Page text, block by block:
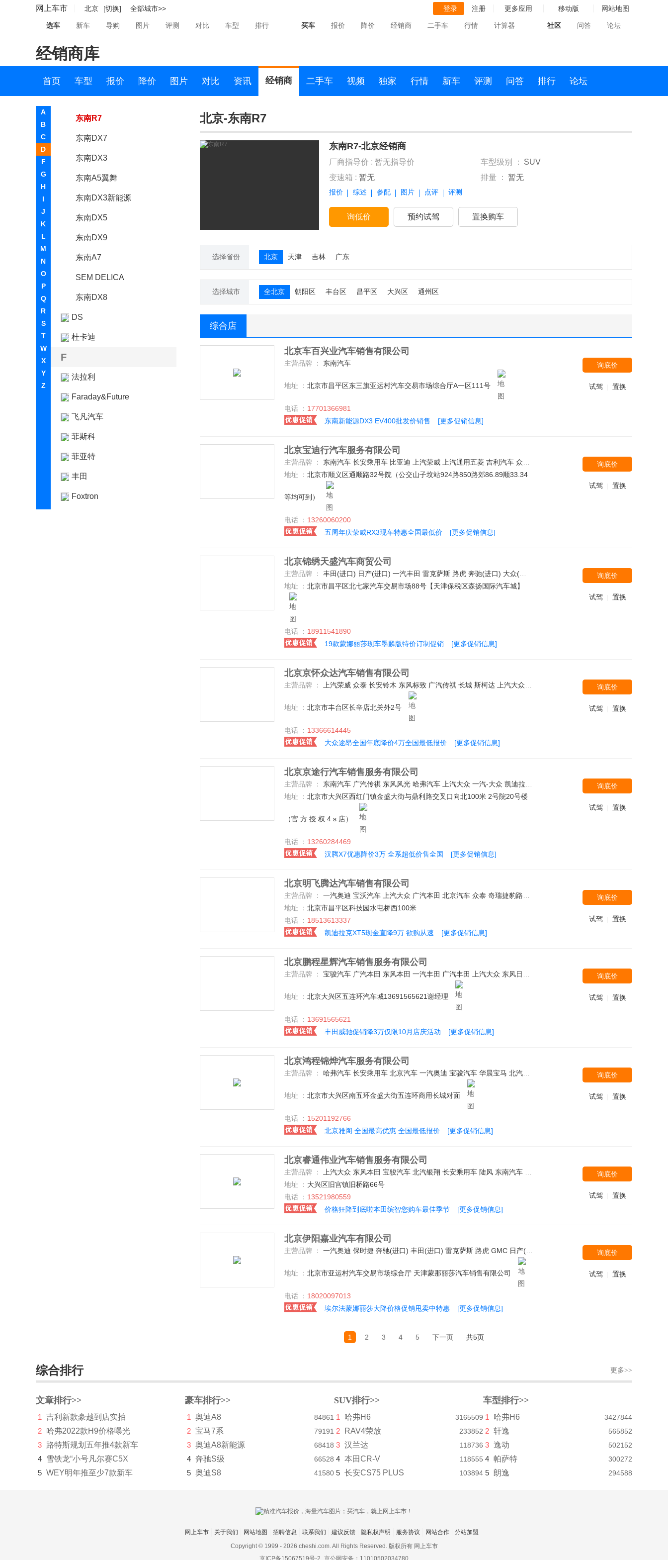
网上车市 北京 [切换] 全部城市>> 登录 注册 更多应用 移动版 网站地图
选车 新车 导购 图片 评测 对比 车型 排行 买车 报价 降价 经销商 二手车 行情 计算器 社区 问答 论坛
经销商库
首页 车型 报价 降价 图片 对比 资讯 经销商 二手车 视频 独家 行情 新车 评测 问答 排行 论坛
A
B
C
D
F
G
H
I
J
K
L
M
N
O
P
Q
R
S
T
W
X
Y
Z
东南
东南汽车
东南V7
东南R7
东南DX7
东南DX3
东南A5翼舞
东南DX3新能源
东南DX5
东南DX9
东南A7
SEM DELICA
东南DX8
DS
杜卡迪
F
法拉利
Faraday&Future
飞凡汽车
菲斯科
菲亚特
丰田
Foxtron
Jeep
江铃
江铃集团新能源
集度
捷豹
北京-东南R7
东南R7-北京经销商
厂商指导价 : 暂无指导价 车型级别 ：
SUV
变速箱 : 暂无 排量 ： 暂无
报价 综述 参配 图片 点评 评测
询低价 预约试驾 置换购车
选择省份 北京 天津 吉林 广东
选择城市 全北京 朝阳区 丰台区 昌平区 大兴区 通州区
综合店
北京车百兴业汽车销售有限公司
主营品牌 ： 东南汽车
地址 ： 北京市昌平区东三旗亚运村汽车交易市场综合厅A一区111号
电话 ： 17701366981
东南新能源DX3 EV400批发价销售
[更多促销信息]
询底价
试驾 置换
北京宝迪行汽车服务有限公司
主营品牌 ：
东南汽车 长安乘用车 比亚迪 上汽荣威 上汽通用五菱 吉利汽车 众泰 斯柯达 开瑞 广汽传祺 宝骏汽车 北京汽车 东风启辰 长安欧尚 东风风行 东风风光 北汽绅宝 上汽大通
地址 ： 北京市顺义区通顺路32号院（公交山子坟站924路850路郊86.89顺33.34
等均可到）
电话 ： 13260060200
五周年庆荣威RX3现车特惠全国最低价
[更多促销信息]
询底价
试驾 置换
北京锦绣天盛汽车商贸公司
主营品牌 ：
丰田(进口) 日产(进口) 一汽丰田 雷克萨斯 路虎 奔驰(进口) 大众(进口) 凯迪拉克(进口) 福特(进口) 林肯 乔治巴顿 宾利 巴博斯 福建奔驰 奔驰-AMG GMC 玛莎拉蒂 迈巴赫 奇瑞捷豹路虎 宝马(进口) 劳斯莱斯 道奇(进口) 奥迪(进口) 北汽昌河 九龙汽车 光冈 帕加尼 克莱斯勒 保时捷 法拉利 东风日产 东风风光 东风风行 一汽海马 一汽欧朗 哈弗汽车 长安福特 东风悦达起亚 凯佰赫 福田汽车 凯迪拉克(国产) 恒天汽车 长安欧尚 华颂 兰博基尼 哈飞 别克 一汽吉林 长安乘用车 东风悦达起亚 北京汽车 福汽启腾 北汽银翔 奇瑞汽车 野马汽车 三菱(进口) 东南汽车 比亚迪 一汽奔腾 江铃福特 江铃集团新能源 英菲尼迪 福迪 雪佛兰(进口) 厦门金龙 开瑞 郑州日产（东风风度） 力帆汽车 陆风 ALPINA 领途汽车 广汽三菱 上汽大众
地址 ： 北京市昌平区北七家汽车交易市场88号【天津保税区森扬国际汽车城】
电话 ： 18911541890
19款蒙娜丽莎现车墨麟版特价订制促销
[更多促销信息]
询底价
试驾 置换
北京京怀众达汽车销售有限公司
主营品牌 ： 上汽荣威 众泰 长安铃木 东风标致 广汽传祺 长城 斯柯达 上汽大众 一汽-大众 北京汽车 雪佛兰 福特(进口) 广汽丰田 海马郑州 一汽马自达 一汽奔腾 比亚迪 凯迪拉克(国产) 长安乘用车 一汽丰田 长安福特 一汽奥迪 宝骏汽车 东南汽车 汉腾汽车 东风本田 广汽本田 宝沃汽车 东风风行 北汽银翔 别克 北汽绅宝 东风风神 长安PSA
地址 ： 北京市丰台区长辛店北关外2号
电话 ： 13366614445
大众途昂全国年底降价4万全国最低报价
[更多促销信息]
询底价
试驾 置换
北京京途行汽车销售服务有限公司
主营品牌 ：
东南汽车 广汽传祺 东风风光 哈弗汽车 上汽大众 一汽-大众 凯迪拉克(国产) 广汽三菱 长安乘用车 东风风行 东风风神 上汽荣威 吉利汽车 别克 广汽菲克 北汽绅宝 长安福特 汉腾汽车 华晨宝马 雪佛兰 众泰 东风日产 广汽丰田 东风本田 保时捷 奇瑞捷豹路虎 宝沃汽车 北京奔驰 一汽丰田 一汽奥迪 日产(进口) 宝骏汽车 一汽奔腾 领克 比亚迪 北汽银翔 陆风 长安马自达 海马郑州
地址 ： 北京市大兴区西红门镇金盛大街与鼎利路交叉口向北100米 2号院20号楼
（官 方 授 权 4 s 店）
电话 ： 13260284469
汉腾X7优惠降价3万 全系超低价售全国
[更多促销信息]
询底价
试驾 置换
北京明飞腾达汽车销售有限公司
主营品牌 ：
一汽奥迪 宝沃汽车 上汽大众 广汽本田 北京汽车 众泰 奇瑞捷豹路虎 别克 长安乘用车 东风日产 广汽传祺 长安福特 凯迪拉克(国产) 华晨宝马 北京奔驰 广汽菲克 上汽荣威 东风英菲尼迪 东风启辰 雪佛兰 道奇(进口) 斯柯达 一汽-大众 长安马自达 东风标致 东风本田 江淮汽车 哈弗汽车 一汽丰田 福特(进口) 北汽银翔 东南汽车 陆风 观致 广汽丰田 东风雷诺 奇瑞捷豹路虎 一汽马自达 东风悦达起亚 广汽三菱 大众(进口) 广汽讴歌 北京现代 雷克萨斯 吉利汽车 林肯 长安PSA 汉腾汽车 江铃汽车 华晨中华 东风裕隆 沃尔沃亚太 上汽大通 东风风光 一汽海马 奇瑞汽车 一汽奔腾 北汽绅宝 MINI 北汽威旺 斯巴鲁 MG 东风雪铁龙 江铃福特 比亚迪 东风风行
地址 ： 北京市昌平区科技园水屯桥西100米
电话 ： 18513613337
凯迪拉克XT5现金直降9万 欲购从速
[更多促销信息]
询底价
试驾 置换
北京鹏程星辉汽车销售服务有限公司
主营品牌 ： 宝骏汽车 广汽本田 东风本田 一汽丰田 广汽丰田 上汽大众 东风日产 一汽奥迪 长安乘用车 比亚迪 吉利汽车 长安铃木 东风雪铁龙 别克 长安PSA 一汽-大众 宝马(进口) 江淮汽车 北汽银翔 江铃福特 东南汽车 北京现代 众泰 长安马自达 华晨宝马 长城 上汽荣威 哈弗汽车 雪佛兰 奇瑞汽车 一汽欧朗 阿尔法.罗密欧 ALPINA 奥迪(进口) 阿斯顿--马丁 巴博斯 北汽绅宝 宝沃汽车 北汽威旺 保时捷 东风风神 长江汽车 宾仕盾 北汽新能源 奔驰(进口) 一汽马自达 一汽奔腾 成功汽车 南京依维柯 标致(进口) 东风标致 东风悦达起亚 北汽新能源 上汽通用五菱 北京汽车 丰田(进口) 大众(进口)
地址 ： 北京大兴区五连环汽车城13691565621谢经理
电话 ： 13691565621
丰田威驰促销降3万仅限10月店庆活动
[更多促销信息]
询底价
试驾 置换
北京鸿程锦烨汽车服务有限公司
主营品牌 ： 哈弗汽车 长安乘用车 北京汽车 一汽奥迪 宝骏汽车 华晨宝马 北汽绅宝 北京奔驰 别克 广汽本田 东风本田 东风风光 比亚迪 广汽传祺 上汽大众 一汽-大众 江淮汽车 广汽丰田 东南汽车 斯柯达 众泰 凯迪拉克(国产) 东风悦达起亚 东风风行 广汽菲克 斯巴鲁 长安福特 长城
地址 ： 北京市大兴区南五环金盛大街五连环商用长城对面
电话 ： 15201192766
北京雅阁 全国最高优惠 全国最低报价
[更多促销信息]
询底价
试驾 置换
北京睿通伟业汽车销售服务有限公司
主营品牌 ：
上汽大众 东风本田 宝骏汽车 北汽银翔 长安乘用车 陆风 东南汽车 众泰 一汽奥迪
地址 ： 大兴区旧宫镇旧桥路66号
电话 ： 13521980559
价格狂降到底啦本田缤智您购车最佳季节
[更多促销信息]
询底价
试驾 置换
北京伊阳嘉业汽车有限公司
主营品牌 ： 一汽奥迪 保时捷 奔驰(进口) 丰田(进口) 雷克萨斯 路虎 GMC 日产(进口) 劳斯莱斯 玛莎拉蒂 迈凯伦 英菲尼迪 阿尔法.罗密欧 凯迪拉克(进口) 林肯 奥迪(进口) BMW i 福特(进口) 悍马 宾利 兰博基尼 凯佰赫 阿斯顿--马丁 宝马(进口) 宝马M Jeep 特斯拉 福建奔驰 奔驰-AMG 捷豹 大众(进口) 沃尔沃(进口) 一汽丰田 道奇(进口) 力帆汽车 东南汽车 东风裕隆 上汽大众 广汽本田 奔驰-迈巴赫 Audi Sport 克莱斯勒 华晨宝马 蔚来汽车
地址 ： 北京市亚运村汽车交易市场综合厅 天津蒙那丽莎汽车销售有限公司
电话 ： 18020097013
埃尔法蒙娜丽莎大降价格促销甩卖中特惠
[更多促销信息]
询底价
试驾 置换
1 2 3 4 5 下一页 共5页
综合排行 更多>>
文章排行>>
1
吉利新款豪越到店实拍
2 哈弗2022款H9价格曝光
3 路特斯规划五年推4款新车
4 雪铁龙“小号凡尔赛C5X
5 WEY明年推至少7款新车
豪车排行>>
1 奥迪A8 84861
2 宝马7系 79191
3 奥迪A8新能源 68418
4 奔驰S级 66528
5 奥迪S8 41580
SUV排行>>
1 哈弗H6 3165509
2 RAV4荣放 233852
3 汉兰达 118736
4 本田CR-V 118555
5 长安CS75 PLUS 103894
车型排行>>
1 哈弗H6 3427844
2 轩逸 565852
3 逸动 502152
4 帕萨特 300272
5 朗逸 294588
网上车市 关于我们 网站地图 招聘信息 联系我们 建议反馈 隐私权声明 服务协议 网站合作
分站加盟
Copyright © 1999 - 2026 cheshi.com. All Rights Reserved. 版权所有 网上车市
京ICP备15067519号-2 京公网安备：11010502034780